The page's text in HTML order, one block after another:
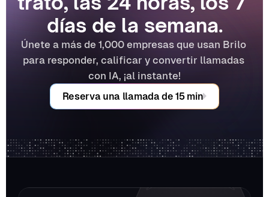
días de la semana.
Únete a más de 1,000 empresas que usan Brilo
para responder, calificar y convertir llamadas
con IA, ¡al instante!
Reserva una llamada de 15 min